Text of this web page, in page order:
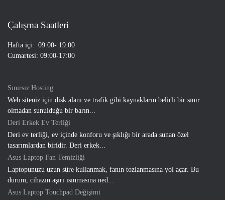
Çalışma Saatleri
Hafta içi: 09:00- 19:00
Cumartesi: 09:00-17:00
Sınırsız Hosting
Web siteniz için disk alanı ve trafik gibi kaynakların belirli bir sınır
olmadan sunulduğu bir barın...
Deri Erkek Ev Terliği
Deri ev terliği, ev içinde konforu ve şıklığı bir arada sunan özel
tasarımlardan biridir. Deri erkek...
Asus Laptop Fan Temizliği
Laptopunuzu uzun süre kullanmak, fanın tozlanmasına yol açar. Bu
durum, cihazın aşırı ısınmasına ned...
Asus Laptop Touchpad Değişimi